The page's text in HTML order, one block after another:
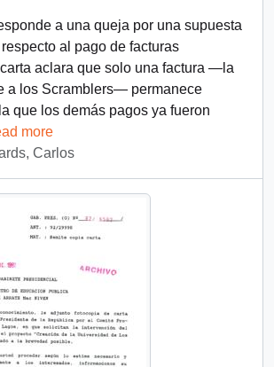
a una queja por una supuesta
al pago de facturas
aclara que solo una factura —la
a los Scramblers— permanece
que los demás pagos ya fueron
more
Carlos